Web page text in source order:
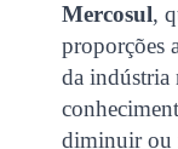
Mercosul,
proporções
da indústria
diminuir ou